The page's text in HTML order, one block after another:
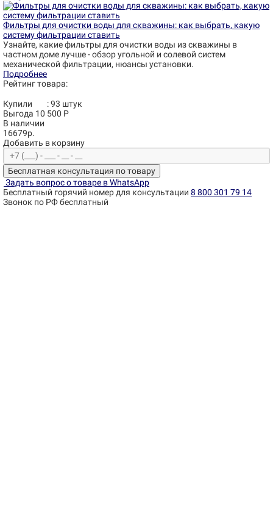
Фильтры для очистки воды для скважины: как выбрать, какую
систему фильтрации ставить
Узнайте, какие фильтры для очистки воды из скважины в
частном доме лучше - обзор угольной и солевой систем
механической фильтрации, нюансы установки.
Подробнее
Рейтинг товара:
Купили :93 штук
Выгода 10 500 Р
В наличии
16679р.
Добавить в корзину
Бесплатная консультация по товару
Задать вопрос о товаре в WhatsApp
Бесплатный горячий номер для консультации 8 800 301 79 14
Звонок по РФ бесплатный